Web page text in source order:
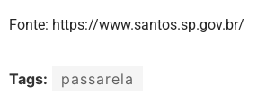
Fonte: https://www.santos.sp.gov.br/
Tags: passarela